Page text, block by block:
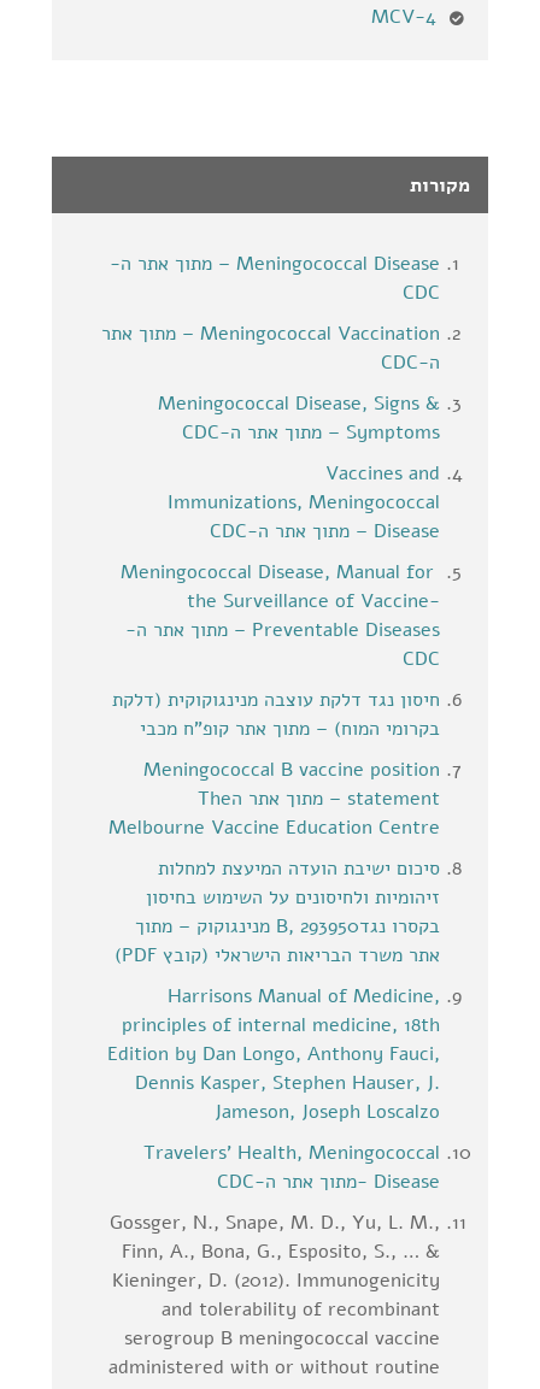
MCV-4
מקורות
Meningococcal Disease – מתוך אתר ה-
CDC
Meningococcal Vaccination – מתוך אתר
ה-CDC
Meningococcal Disease, Signs &
Symptoms – מתוך אתר ה-CDC
Vaccines and
Immunizations, Meningococcal
Disease – מתוך אתר ה-CDC
Meningococcal Disease, Manual for
the Surveillance of Vaccine-
Preventable Diseases – מתוך אתר ה-
CDC
חיסון נגד דלקת עוצבה מנינגוקוקית (דלקת
בקרומי המוח) – מתוך אתר קופ"ח מכבי
Meningococcal B vaccine position
statement – מתוך אתר הThe
Melbourne Vaccine Education Centre
סיכום ישיבת הועדה המיעצת למחלות
זיהומיות ולחיסונים על השימוש בחיסון
בקסרו נגד
293950 ,B מנינגוקוק – מתוך
אתר משרד הבריאות הישראלי (קובץ PDF)
Harrisons Manual of Medicine,
principles of internal medicine, 18th
Edition by Dan Longo, Anthony Fauci,
Dennis Kasper, Stephen Hauser, J.
Jameson, Joseph Loscalzo
Travelers' Health, Meningococcal
Disease -מתוך אתר ה-CDC
Gossger, N., Snape, M. D., Yu, L. M.,
Finn, A., Bona, G., Esposito, S., … &
Kieninger, D. (2012). Immunogenicity
and tolerability of recombinant
serogroup B meningococcal vaccine
administered with or without routine